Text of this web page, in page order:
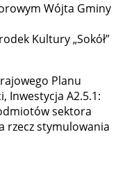
Wójta Gminy
Kultury „Sokół”
Planu
Inwestycja A2.5.1:
sektora
rzecz stymulowania